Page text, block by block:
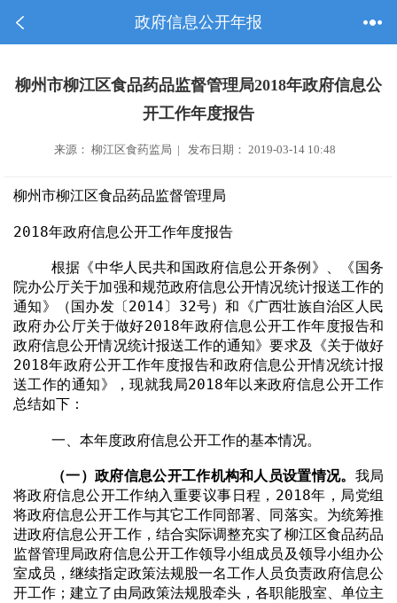
政府信息公开年报
柳州市柳江区食品药品监督管理局2018年政府信息公
开工作年度报告
来源： 柳江区食药监局 | 发布日期： 2019-03-14 10:48
柳州市柳江区食品药品监督管理局
2018年政府信息公开工作年度报告
根据《中华人民共和国政府信息公开条例》、《国务
院办公厅关于加强和规范政府信息公开情况统计报送工作的
通知》（国办发〔2014〕 32号）和《广西壮族自治区人民
政府办公厅关于做好2018年政府信息公开工作年度报告和
政府信息公开情况统计报送工作的通知》要求及《关于做好
2018年政府公开工作年度报告和政府信息公开情况统计报
送工作的通知》，现就我局2018年以来政府信息公开工作
总结如下：
一、本年度政府信息公开工作的基本情况。
（一）政府信息公开工作机构和人员设置情况。 我局
将政府信息公开工作纳入重要议事日程， 2018年，局党组
将政府信息公开工作与其它工作同部署、同落实。为统筹推
进政府信息公开工作，结合实际调整充实了柳江区食品药品
监督管理局政府信息公开工作领导小组成员及领导小组办公
室成员，继续指定政策法规股一名工作人员负责政府信息公
开工作；建立了由局政策法规股牵头，各职能股室、单位主